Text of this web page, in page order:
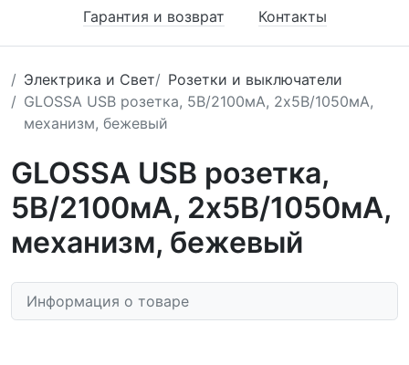
Гарантия и возврат
Контакты
Электрика и Свет
Розетки и выключатели
GLOSSA USB розетка, 5В/2100мА, 2х5В/1050мА,
механизм, бежевый
GLOSSA USB розетка,
5В/2100мА, 2х5В/1050мА,
механизм, бежевый
Информация о товаре